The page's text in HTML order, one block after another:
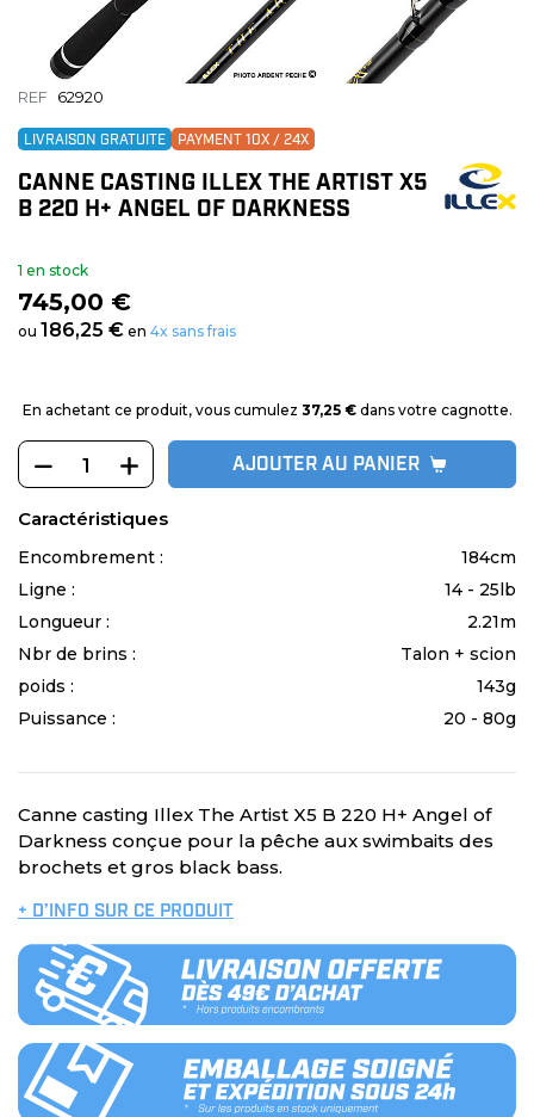
REF 62920
LIVRAISON GRATUITE PAYMENT 10X / 24X
CANNE CASTING ILLEX THE ARTIST X5
B 220 H+ ANGEL OF DARKNESS
1 en stock
745,00 €
ou 186,25 € en 4x sans frais
En achetant ce produit, vous cumulez 37,25 €dans votre cagnotte.
AJOUTER AU PANIER
Caractéristiques
Encombrement :
184cm
Ligne :
14 - 25lb
Longueur :
2.21m
Nbr de brins :
Talon + scion
poids :
143g
Puissance :
20 - 80g
Canne casting Illex The Artist X5 B 220 H+ Angel of
Darkness conçue pour la pêche aux swimbaits des
brochets et gros black bass.
+ D’INFO SUR CE PRODUIT